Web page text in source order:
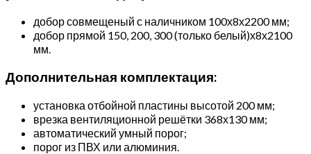
добор совмещеный с наличником 100х8х2200 мм;
добор прямой 150, 200, 300 (только белый)х8х2100
мм.
Дополнительная комплектация:
установка отбойной пластины высотой 200 мм;
врезка вентиляционной решётки 368х130 мм;
автоматический умный порог;
порог из ПВХ или алюминия.